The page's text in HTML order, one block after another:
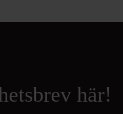
här!